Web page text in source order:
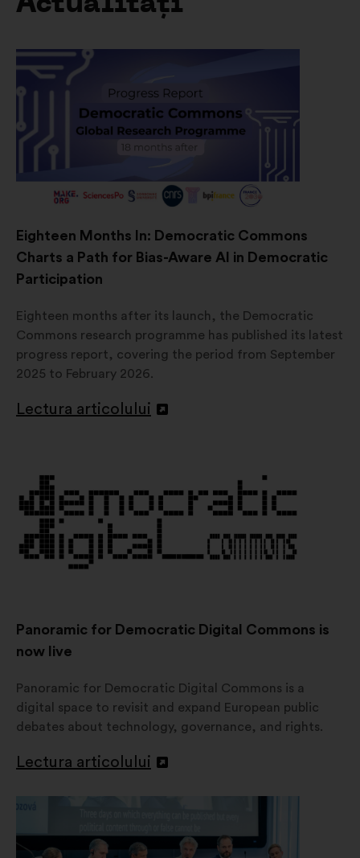
Actualități
Eighteen Months In: Democratic Commons
Charts a Path for Bias-Aware AI in Democratic
Participation
Eighteen months after its launch, the Democratic
Commons research programme has published its latest
progress report, covering the period from September
2025 to February 2026.
Lectura articolului
Deschidere
filă
nouă
Panoramic for Democratic Digital Commons is
now live
Panoramic for Democratic Digital Commons is a
digital space to revisit and expand European public
debates about technology, governance, and rights.
Lectura articolului
Deschidere
nouă